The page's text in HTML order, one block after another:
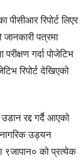
पीसीआर रिपोर्ट लिएर
जानकारी पत्रमा
गर्दा पोजेटिभ
रिपोर्ट देखिएको
रद्द गर्दै आएको
उड्यन
९जापान० को प्रत्येक